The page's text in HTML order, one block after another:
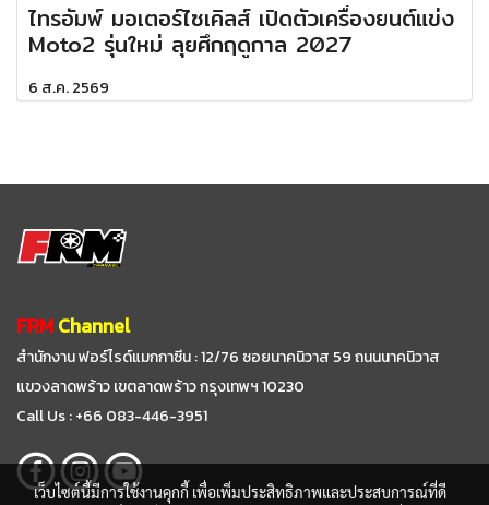
ไทรอัมพ์ มอเตอร์ไซเคิลส์ เปิดตัวเครื่องยนต์แข่ง
Moto2 รุ่นใหม่ ลุยศึกฤดูกาล 2027
6 ส.ค. 2569
FRMChannel
สำนักงาน ฟอร์ไรด์แมกกาซีน : 12/76 ซอยนาคนิวาส 59ถนนนาคนิวาส
แขวงลาดพร้าว เขตลาดพร้าว กรุงเทพฯ 10230
Call Us : +66 083-446-3951
เว็บไซต์นี้มีการใช้งานคุกกี้ เพื่อเพิ่มประสิทธิภาพและประสบการณ์ที่ดี